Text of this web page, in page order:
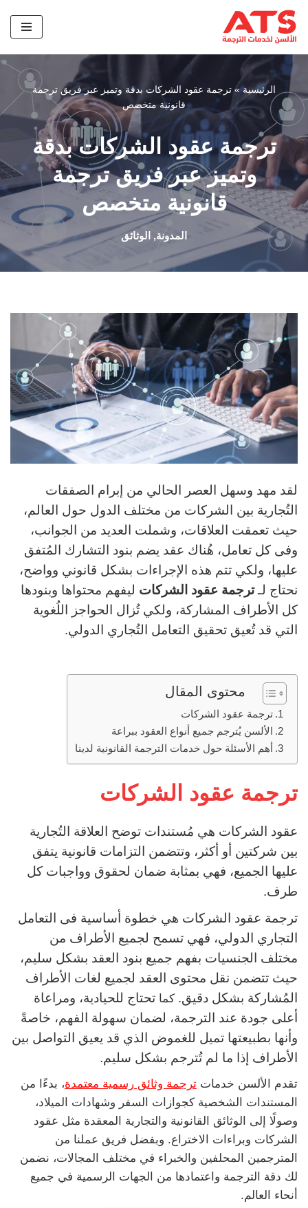
تخطى
إلى
المحتوى
الرئيسية»ترجمة عقود الشركات بدقة وتميز عبر فريق ترجمة
قانونية متخصص
ترجمة عقود الشركات بدقة
وتميز عبر فريق ترجمة
قانونية متخصص
المدونة, الوثائق
لقد مهد وسهل العصر الحالي من إبرام الصفقات
التُجارية بين الشركات من مختلف الدول حول العالم،
حيث تعمقت العلاقات، وشملت العديد من الجوانب،
وفى كل تعامل، هُناك عقد يضم بنود التشارك المُتفق
عليها، ولكي تتم هذه الإجراءات بشكل قانوني وواضح،
نحتاج لـترجمة عقود الشركات ليفهم محتواها وبنودها
كل الأطراف المشاركة، ولكي تُزال الحواجز اللُغوية
التي قد تُعيق تحقيق التعامل التُجاري الدولي.
محتوى المقال
ترجمة عقود الشركات
الألسن يُترجم جميع أنواع العقود ببراعة
أهم الأسئلة حول خدمات الترجمة القانونية لدينا
ترجمة عقود الشركات
عقود الشركات هي مُستندات توضح العلاقة التُجارية
بين شركتين أو أكثر، وتتضمن التزامات قانونية يتفق
عليها الجميع، فهي بمثابة ضمان لحقوق وواجبات كل
طرف.
ترجمة عقود الشركات هي خطوة أساسية فى التعامل
التجاري الدولي، فهي تسمح لجميع الأطراف من
مختلف الجنسيات بفهم جميع بنود العقد بشكل سليم،
حيث تتضمن نقل محتوى العقد لجميع لغات الأطراف
المُشاركة بشكل دقيق. كما تحتاج للحيادية، ومراعاة
أعلى جودة عند الترجمة، لضمان سهولة الفهم، خاصةً
وأنها بطبيعتها تميل للغموض الذي قد يعيق التواصل بين
الأطراف إذا ما لم تُترجم بشكل سليم.
تقدم الألسن خدمات ترجمة وثائق رسمية معتمدة، بدءًا من
المستندات الشخصية كجوازات السفر وشهادات الميلاد،
وصولًا إلى الوثائق القانونية والتجارية المعقدة مثل عقود
الشركات وبراءات الاختراع. وبفضل فريق عملنا من
المترجمين المحلفين والخبراء في مختلف المجالات، نضمن
لك دقة الترجمة واعتمادها من الجهات الرسمية في جميع
أنحاء العالم.